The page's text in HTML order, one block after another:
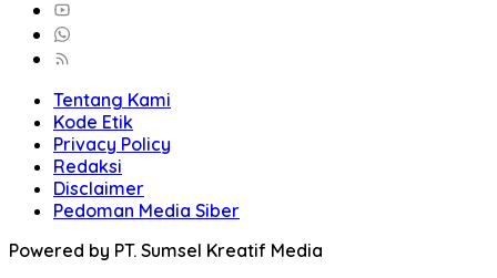
Tentang Kami
Kode Etik
Privacy Policy
Redaksi
Disclaimer
Pedoman Media Siber
Powered by PT. Sumsel Kreatif Media